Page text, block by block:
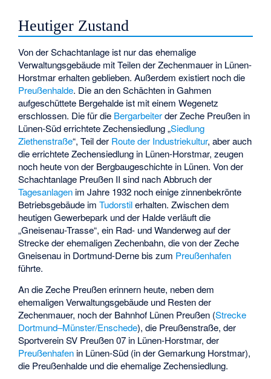
Heutiger Zustand
Von der Schachtanlage ist nur das ehemalige
Verwaltungsgebäude mit Teilen der Zechenmauer in Lünen-
Horstmar erhalten geblieben. Außerdem existiert noch die
Preußenhalde. Die an den Schächten in Gahmen
aufgeschüttete Bergehalde ist mit einem Wegenetz
erschlossen. Die für die Bergarbeiterder Zeche Preußen in
Lünen-Süd errichtete Zechensiedlung „Siedlung
Ziethenstraße“, Teil der Route der Industriekultur, aber auch
die errichtete Zechensiedlung in Lünen-Horstmar, zeugen
noch heute von der Bergbaugeschichte in Lünen. Von der
Schachtanlage Preußen II sind nach Abbruch der
Tagesanlagen im Jahre 1932 noch einige zinnenbekrönte
Betriebsgebäude imTudorstilerhalten. Zwischen dem
heutigen Gewerbepark und der Halde verläuft die
„Gneisenau-Trasse“, ein Rad- und Wanderweg auf der
Strecke der ehemaligen Zechenbahn, die von der Zeche
Gneisenau in Dortmund-Derne bis zum Preußenhafen
führte.
An die Zeche Preußen erinnern heute, neben dem
ehemaligen Verwaltungsgebäude und Resten der
Zechenmauer, noch der Bahnhof Lünen Preußen (Strecke
Dortmund–Münster/Enschede), die Preußenstraße, der
Sportverein SV Preußen 07 in Lünen-Horstmar, der
Preußenhafen in Lünen-Süd (in der Gemarkung Horstmar),
die Preußenhalde und die ehemalige Zechensiedlung.